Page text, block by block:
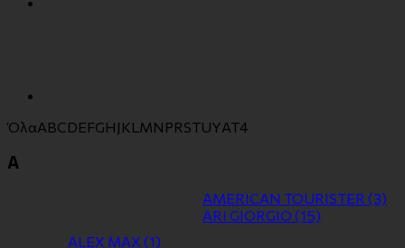
ΌλαABCDEFGH J KL MN PRSTUYΑΤ4
A
ALEX MAX (1)
AMERICAN TOURISTER (3)
ARI GIORGIO (15)